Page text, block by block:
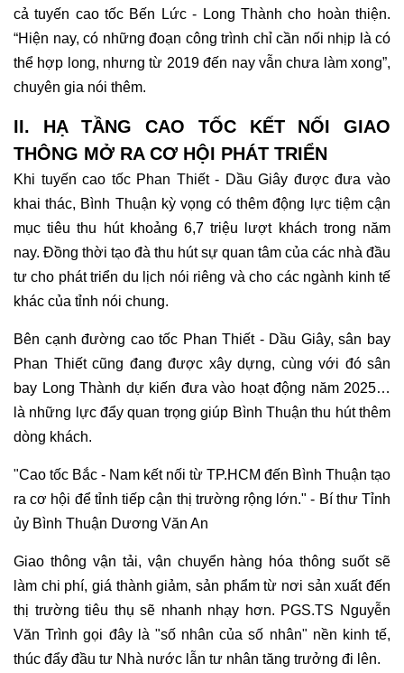
cả tuyến cao tốc Bến Lức - Long Thành cho hoàn thiện.
“Hiện nay, có những đoạn công trình chỉ cần nối nhịp là có
thể hợp long, nhưng từ 2019 đến nay vẫn chưa làm xong”,
chuyên gia nói thêm.
II. HẠ TẦNG CAO TỐC KẾT NỐI GIAO
THÔNG MỞ RA CƠ HỘI PHÁT TRIỂN
Khi tuyến cao tốc Phan Thiết - Dầu Giây được đưa vào
khai thác, Bình Thuận kỳ vọng có thêm động lực tiệm cận
mục tiêu thu hút khoảng 6,7 triệu lượt khách trong năm
nay. Đồng thời tạo đà thu hút sự quan tâm của các nhà đầu
tư cho phát triển du lịch nói riêng và cho các ngành kinh tế
khác của tỉnh nói chung.
Bên cạnh đường cao tốc Phan Thiết - Dầu Giây, sân bay
Phan Thiết cũng đang được xây dựng, cùng với đó sân
bay Long Thành dự kiến đưa vào hoạt động năm 2025…
là những lực đẩy quan trọng giúp Bình Thuận thu hút thêm
dòng khách.
"Cao tốc Bắc - Nam kết nối từ TP.HCM đến Bình Thuận tạo
ra cơ hội để tỉnh tiếp cận thị trường rộng lớn." - Bí thư Tỉnh
ủy Bình Thuận Dương Văn An
Giao thông vận tải, vận chuyển hàng hóa thông suốt sẽ
làm chi phí, giá thành giảm, sản phẩm từ nơi sản xuất đến
thị trường tiêu thụ sẽ nhanh nhạy hơn. PGS.TS Nguyễn
Văn Trình gọi đây là "số nhân của số nhân" nền kinh tế,
thúc đẩy đầu tư Nhà nước lẫn tư nhân tăng trưởng đi lên.